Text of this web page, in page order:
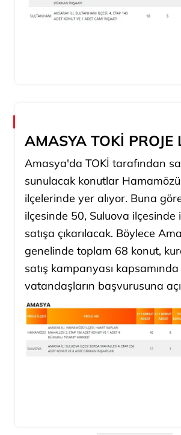
AMASYA TOKİ PROJE
Amasya'da TOKİ tarafından
sunulacak konutlar
ilçelerinde yer alıyor. Buna
ilçesinde 50, Suluova ilçesinde
satışa çıkarılacak. Böylece
genelinde toplam 68 konut,
satış kampanyası kapsamında
vatandaşların başvurusuna